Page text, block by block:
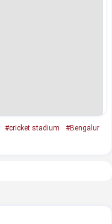
#cricket stadium
#Bengalur